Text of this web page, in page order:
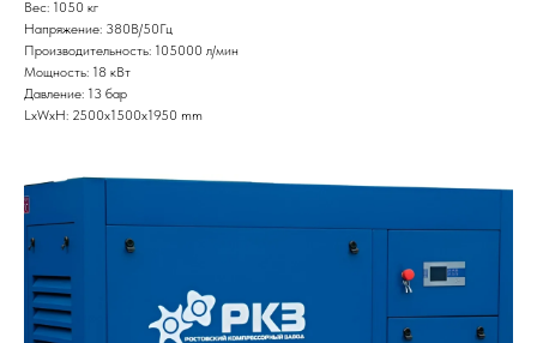
Вес: 1050 кг
Напряжение: 380В/50Гц
Производительность: 105000 л/мин
Мощность: 18 кВт
Давление: 13 бар
LxWxH: 2500x1500x1950 mm